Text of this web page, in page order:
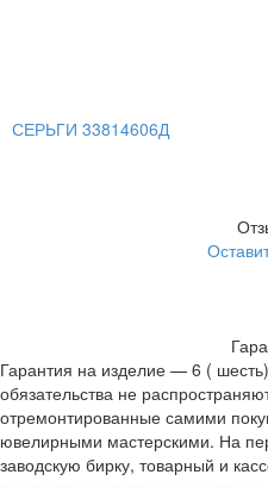
СЕРЬГИ 33814606Д
Гарантия на изделие — 6 (
обязательства не
отремонтированные самими
ювелирными мастерскими. На
заводскую бирку, товарный и